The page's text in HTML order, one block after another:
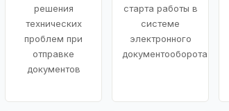
решения
технических
проблем при
отправке
документов
старта работы в
системе
электронного
документооборота